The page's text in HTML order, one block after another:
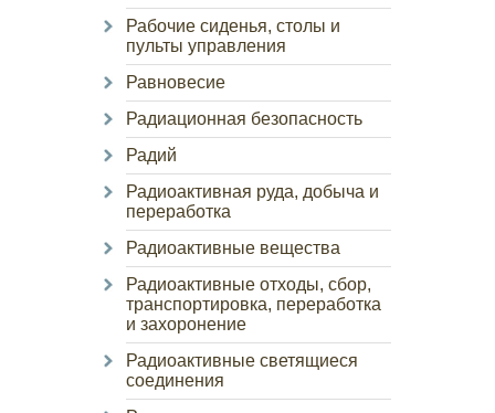
Рабочие сиденья, столы и
пульты управления
Равновесие
Радиационная безопасность
Радий
Радиоактивная руда, добыча и
переработка
Радиоактивные вещества
Радиоактивные отходы, сбор,
транспортировка, переработка
и захоронение
Радиоактивные светящиеся
соединения